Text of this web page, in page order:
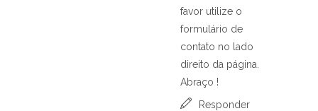
favor utilize o
formulário de
contato no lado
direito da página.
Abraço !
Responder